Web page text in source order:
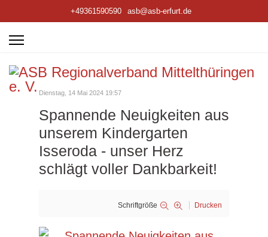
+49361590590 asb@asb-erfurt.de
Dienstag, 14 Mai 2024 19:57
Spannende Neuigkeiten aus
unserem Kindergarten
Isseroda - unser Herz
schlägt voller Dankbarkeit!
Schriftgröße Drucken